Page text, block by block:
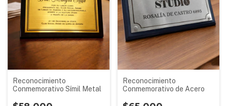
Reconocimiento
Conmemorativo Símil Metal
Reconocimiento
Conmemorativo de Acero